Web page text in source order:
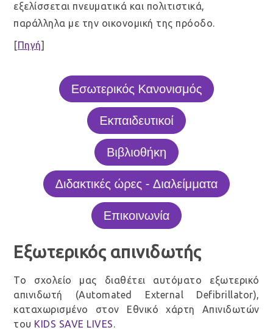
εξελίσσεται πνευματικά και πολιτιστικά,
παράλληλα με την οικονομική της πρόοδο.
[Πηγή]
Εξωτερικός απινιδωτής
Το σχολείο μας διαθέτει αυτόματο εξωτερικό
απινιδωτή (Automated External Defibrillator),
καταχωρισμένο στον Εθνικό χάρτη Απινιδωτών
του KIDS SAVE LIVES.